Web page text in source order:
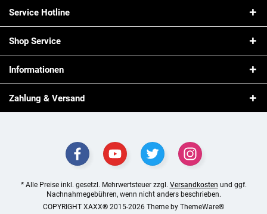
Service Hotline
Shop Service
Informationen
Zahlung & Versand
* Alle Preise inkl. gesetzl. Mehrwertsteuer zzgl. Versandkosten und ggf.
Nachnahmegebühren, wenn nicht anders beschrieben.
COPYRIGHT XAXX® 2015-2026 Theme by ThemeWare®